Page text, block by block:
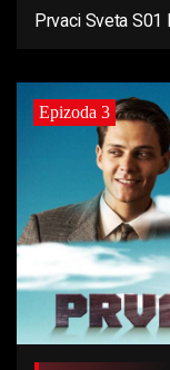
Prvaci Sveta S01
Epizoda 3